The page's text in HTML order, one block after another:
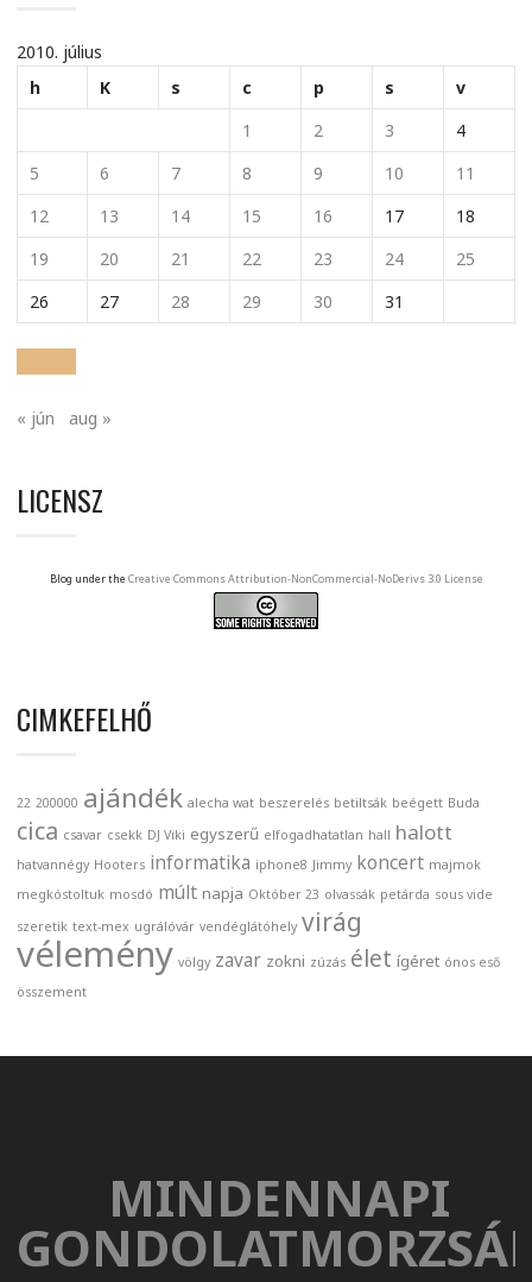
2010. július
h
K s c p s
v
1
2 3
4
5
6 7 8 9 10
11
12
13 14 15 16 17
18
19
20 21 22 23 24
25
26
27 28 29 30 31
« jún aug »
LICENSZ
Blog under the Creative Commons Attribution-NonCommercial-NoDerivs 3.0 License
CIMKEFELHŐ
22 200000 ajándék alecha wat beszerelés betiltsák beégett Buda
cica csavar csekk DJ Viki egyszerű elfogadhatatlan hall halott
hatvannégy Hooters informatika iphone8 Jimmy koncert majmok
megkóstoltuk mosdó múlt napja Október 23 olvassák petárda sous vide
szeretik text-mex ugrálóvár vendéglátóhely virág
vélemény völgy zavar zokni zúzás élet ígéret ónos eső
összement
MINDENNAPI